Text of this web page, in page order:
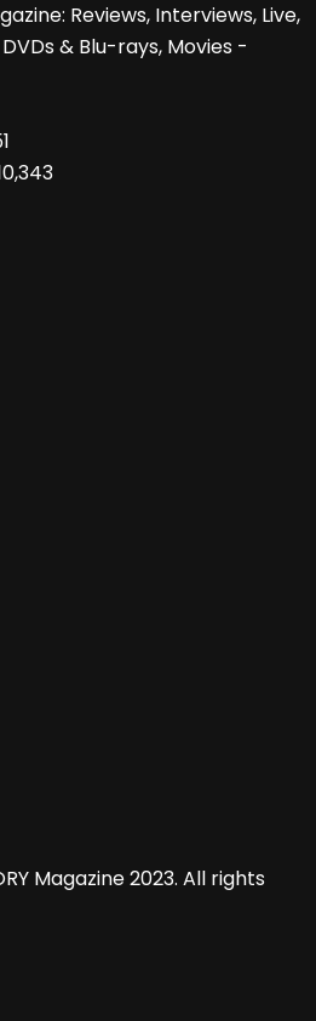
Reviews, Interviews, Live,
DVDs & Blu-rays, Movies -
Magazine 2023. All rights